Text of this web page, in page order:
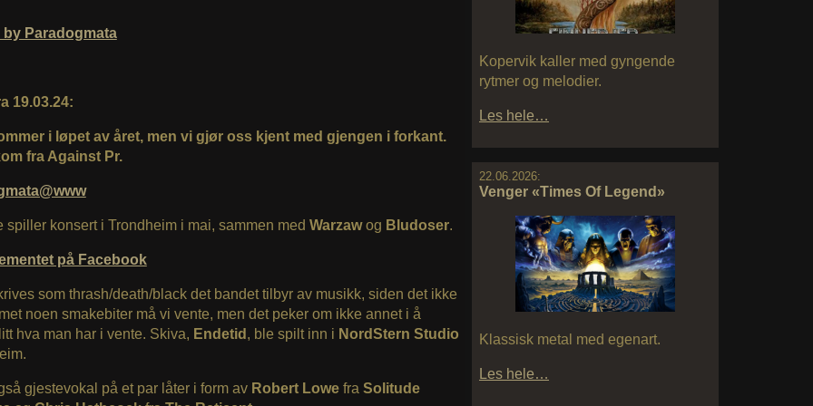
Kopervik kaller med gyngende
rytmer og melodier.
Les hele…
22.06.2026:
Venger «Times Of Legend»
Klassisk metal med egenart.
Les hele…
Paradogmata
19.03.24:
i løpet av året, men vi gjør oss kjent med gjengen i forkant.
fra Against Pr.
spiller konsert i Trondheim i mai, sammen med Warzawog Bludoser.
på Facebook
som thrash/death/black det bandet tilbyr av musikk, siden det ikke
noen smakebiter må vi vente, men det peker om ikke annet i å
hva man har i vente. Skiva, Endetid , ble spilt inn i NordStern Studio
gjestevokal på et par låter i form av Robert Lowefra Solitude